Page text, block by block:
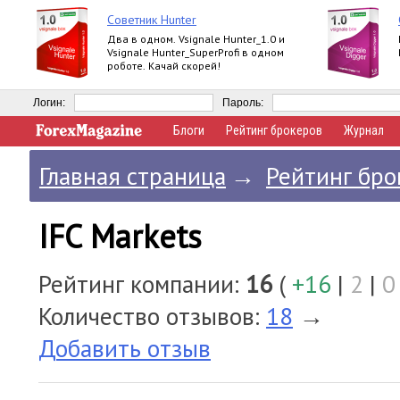
Советник Hunter
Два в одном. Vsignale Hunter_1.0 и
Vsignale Hunter_SuperProfi в одном
роботе. Качай скорей!
Логин: Пароль:
Блоги Рейтинг брокеров Журнал
Главная страница → Рейтинг
IFC Markets
Рейтинг компании: 16 ( +16 | 2 | 0
Количество отзывов: 18 →
Добавить отзыв